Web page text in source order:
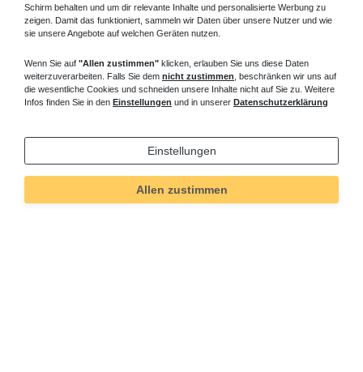
Schirm behalten und um dir relevante Inhalte und personalisierte Werbung zu
zeigen. Damit das funktioniert, sammeln wir Daten über unsere Nutzer und wie
sie unsere Angebote auf welchen Geräten nutzen.
Wenn Sie auf "Allen zustimmen" klicken, erlauben Sie uns diese Daten
weiterzuverarbeiten. Falls Sie dem nicht zustimmen , beschränken wir uns auf
die wesentliche Cookies und schneiden unsere Inhalte nicht auf Sie zu. Weitere
Infos finden Sie in den Einstellungen und in unserer Datenschutzerklärung
Einstellungen
Allen zustimmen